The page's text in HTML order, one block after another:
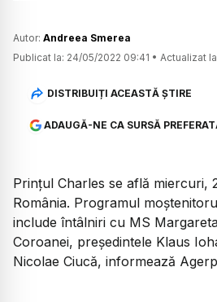
Autor: Andreea Smerea
Publicat la: 24/05/2022 09:41 • Actualizat
DISTRIBUIȚI ACEASTĂ ȘTIRE
ADAUGĂ-NE CA SURSĂ
Prințul Charles se află miercuri,
România. Programul
include întâlniri cu MS
Coroanei, președintele Klaus
Nicolae Ciucă, informează